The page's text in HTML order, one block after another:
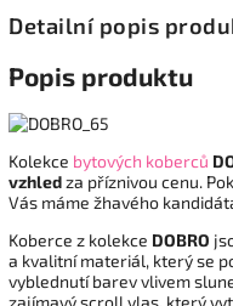
Detailní popis
Popis produktu
Kolekce bytových koberců
vzhledza příznivou cenu.
Vás máme žhavého
Koberce z kolekce DOBRO
a kvalitní materiál, který se
vyblednutí barev vlivem
zajímavý scroll vlas, který